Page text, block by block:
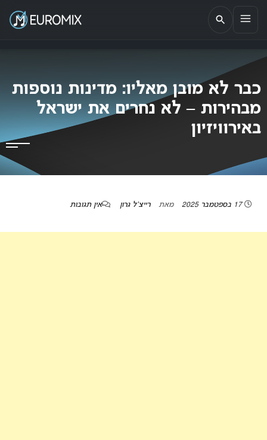
EUROMIX
אתר הבית של האירוויזיון בישראל
כבר לא מובן מאליו: מדינות נוספות
מבהירות – לא נחרים את ישראל
באירוויזיון
17 בספטמבר 2025 מאת רייצ'ל גרון אין תגובות